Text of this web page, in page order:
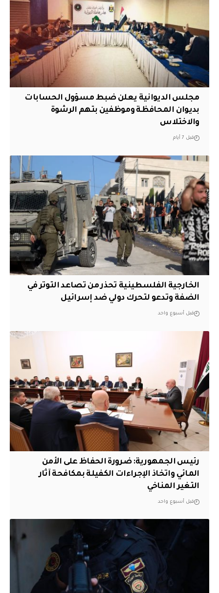
مجلس الديوانية يعلن ضبط مسؤول الحسابات
بديوان المحافظة وموظفين بتهم الرشوة
والاختلاس
قبل 7 أيام
الخارجية الفلسطينية تحذر من تصاعد التوتر في
الضفة وتدعو لتحرك دولي ضد إسرائيل
قبل أسبوع واحد
رئيس الجمهورية: ضرورة الحفاظ على الأمن
المائي واتخاذ الإجراءات الكفيلة بمكافحة آثار
التغير المناخي
قبل أسبوع واحد